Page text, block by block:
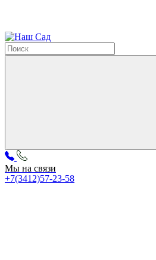
Мы на связи
+7(3412)57-23-58